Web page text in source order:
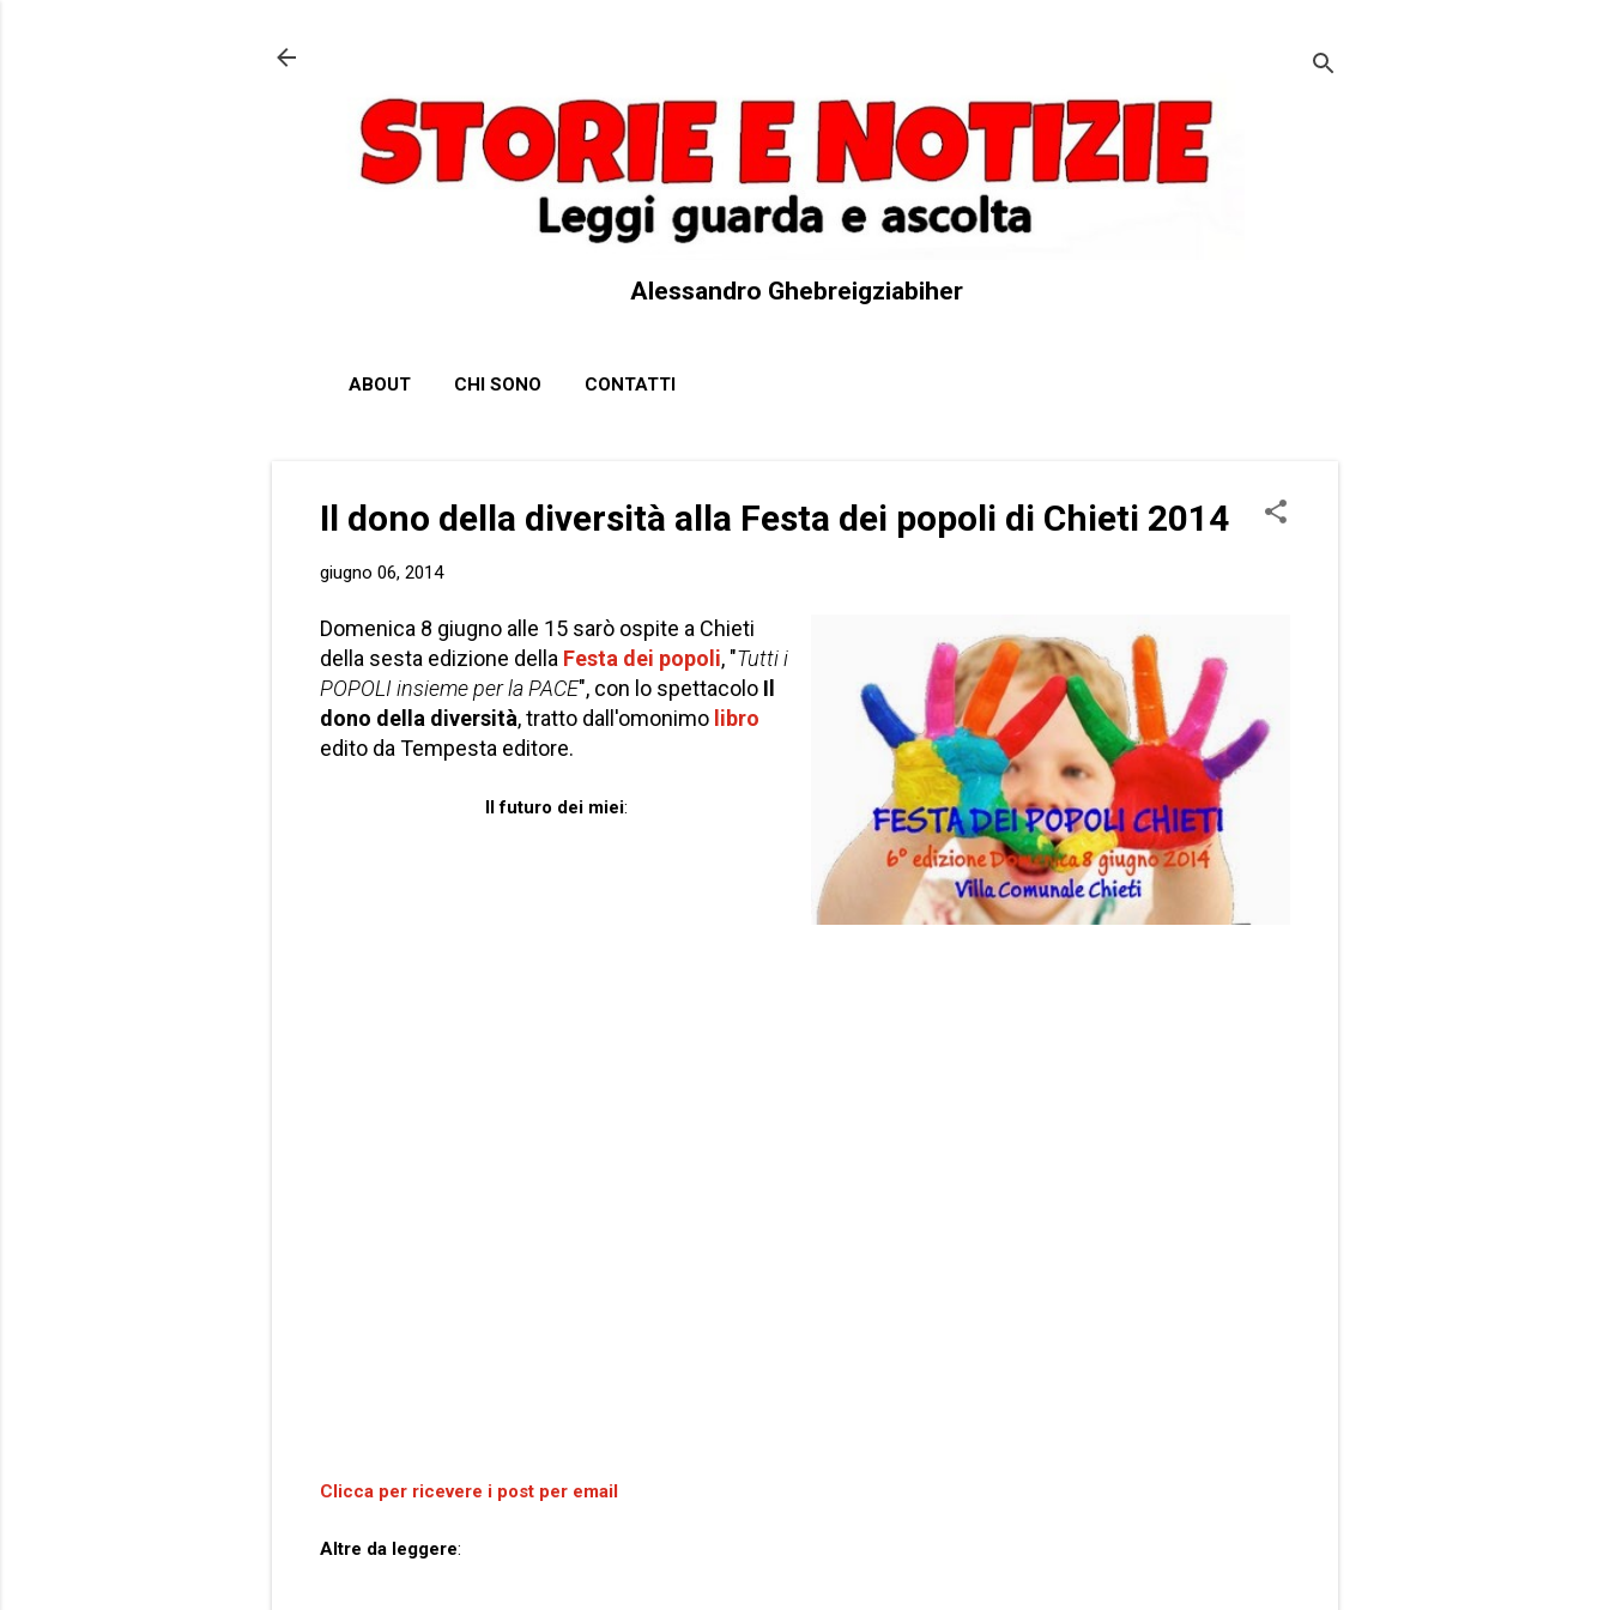
Alessandro Ghebreigziabiher
ABOUT CHI SONO CONTATTI
Il dono della diversità alla Festa dei popoli di Chieti 2014
giugno 06, 2014
Domenica 8 giugno alle 15 sarò ospite a Chieti
della sesta edizione della Festa dei popoli, "Tutti i
POPOLI insieme per la PACE", con lo spettacolo Il
dono della diversità, tratto dall'omonimo libro
edito da Tempesta editore.
Il futuro dei miei:
Clicca per ricevere i post per email
Altre da leggere: